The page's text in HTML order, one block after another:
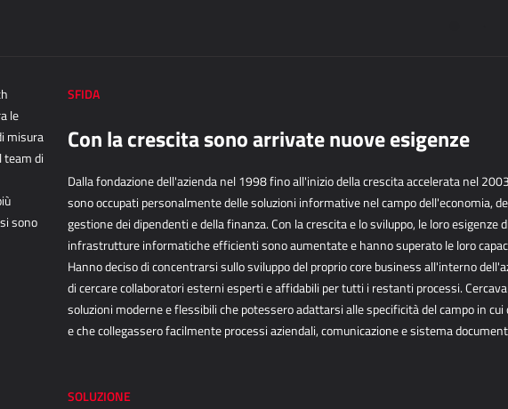
le
misura
team di
sono
SFIDA
Con la crescita sono arrivate nuove esigenze
Dalla fondazione dell'azienda nel 1998 fino all'inizio della crescita accelerata nel
sonooccupati personalmente delle soluzioni informative nel campo dell'economia,
gestione dei dipendenti e della finanza. Con la crescita e lo sviluppo, le loro esigenze di
infrastrutture informatiche efficienti sono aumentate e hanno superato le loro
Hanno deciso di concentrarsi sullo sviluppo del proprio core business all'interno
di cercarecollaboratori esterni esperti e affidabili per tutti i restanti processi.
soluzioni modernee flessibili che potessero adattarsi alle specificità del campo in cui
e che collegasserofacilmente processi aziendali, comunicazione e sistema
SOLUZIONE